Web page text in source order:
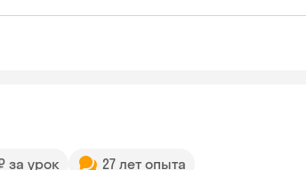
за урок 27 лет опыта